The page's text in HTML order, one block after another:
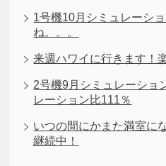
1号機10月シミュレーシ
ね。。。
来週ハワイに行きます！
2号機9月シミュレーショ
レーション比111％
いつの間にかまた満室に
継続中！